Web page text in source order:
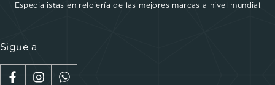
Especialistas en relojería de las mejores marcas a nivel mundial
Sigue a